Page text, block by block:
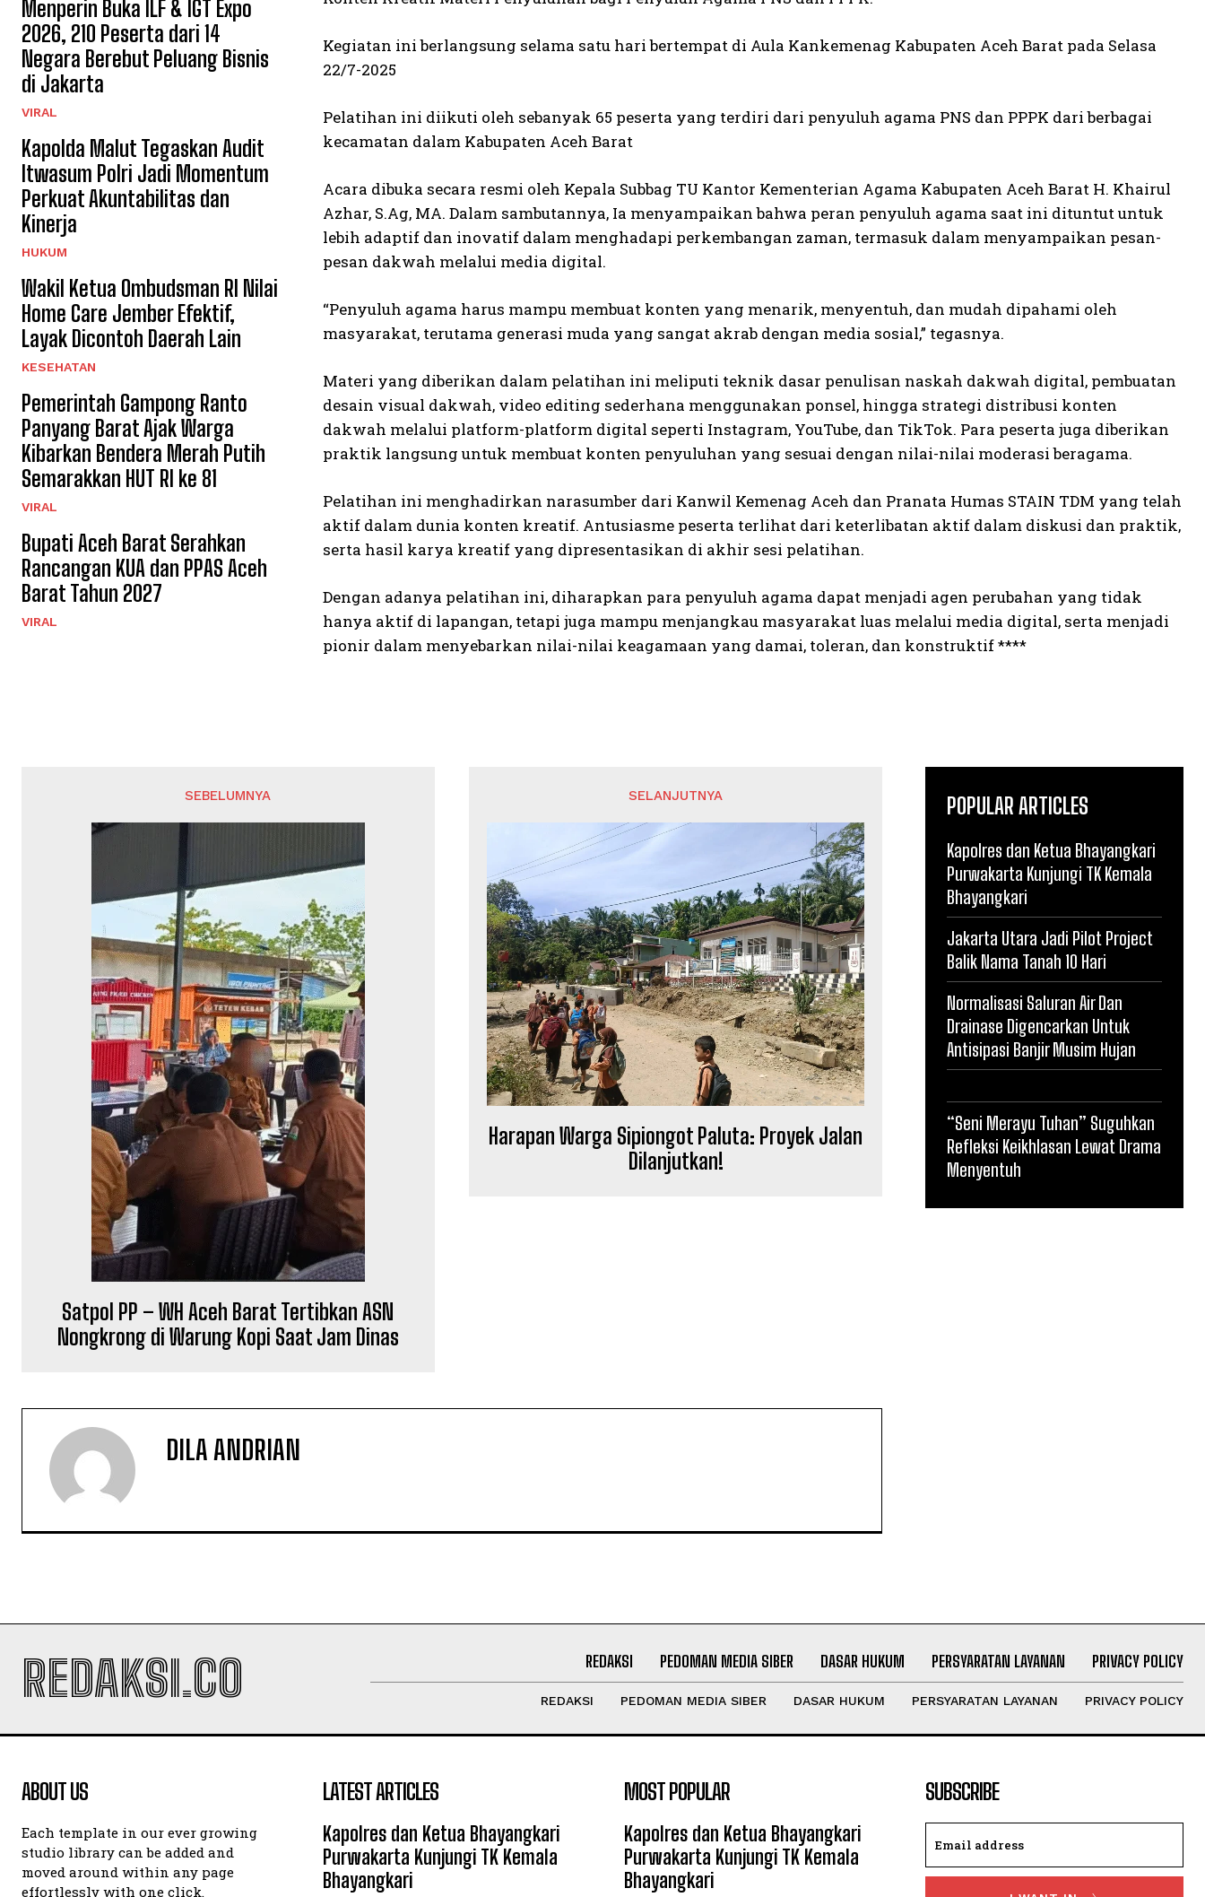
Menperin Buka ILF & IGT Expo
2026, 210 Peserta dari 14
Negara Berebut Peluang Bisnis
di Jakarta
VIRAL
Kapolda Malut Tegaskan Audit
Itwasum Polri Jadi Momentum
Perkuat Akuntabilitas dan
Kinerja
HUKUM
Wakil Ketua Ombudsman RI Nilai
Home Care Jember Efektif,
Layak Dicontoh Daerah Lain
KESEHATAN
Pemerintah Gampong Ranto
Panyang Barat Ajak Warga
Kibarkan Bendera Merah Putih
Semarakkan HUT RI ke 81
VIRAL
Bupati Aceh Barat Serahkan
Rancangan KUA dan PPAS Aceh
Barat Tahun 2027
VIRAL
Kegiatan ini berlangsung selama satu hari bertempat di Aula Kankemenag Kabupaten Aceh Barat pada Selasa
22/7-2025
Pelatihan ini diikuti oleh sebanyak 65 peserta yang terdiri dari penyuluh agama PNS dan PPPK dari berbagai
kecamatan dalam Kabupaten Aceh Barat
Acara dibuka secara resmi oleh Kepala Subbag TU Kantor Kementerian Agama Kabupaten Aceh Barat H. Khairul
Azhar, S.Ag, MA. Dalam sambutannya, Ia menyampaikan bahwa peran penyuluh agama saat ini dituntut untuk
lebih adaptif dan inovatif dalam menghadapi perkembangan zaman, termasuk dalam menyampaikan pesan-
pesan dakwah melalui media digital.
“Penyuluh agama harus mampu membuat konten yang menarik, menyentuh, dan mudah dipahami oleh
masyarakat, terutama generasi muda yang sangat akrab dengan media sosial,” tegasnya.
Materi yang diberikan dalam pelatihan ini meliputi teknik dasar penulisan naskah dakwah digital, pembuatan
desain visual dakwah, video editing sederhana menggunakan ponsel, hingga strategi distribusi konten
dakwah melalui platform-platform digital seperti Instagram, YouTube, dan TikTok. Para peserta juga diberikan
praktik langsung untuk membuat konten penyuluhan yang sesuai dengan nilai-nilai moderasi beragama.
Pelatihan ini menghadirkan narasumber dari Kanwil Kemenag Aceh dan Pranata Humas STAIN TDM yang telah
aktif dalam dunia konten kreatif. Antusiasme peserta terlihat dari keterlibatan aktif dalam diskusi dan praktik,
serta hasil karya kreatif yang dipresentasikan di akhir sesi pelatihan.
Dengan adanya pelatihan ini, diharapkan para penyuluh agama dapat menjadi agen perubahan yang tidak
hanya aktif di lapangan, tetapi juga mampu menjangkau masyarakat luas melalui media digital, serta menjadi
pionir dalam menyebarkan nilai-nilai keagamaan yang damai, toleran, dan konstruktif ****
SEBELUMNYA
Satpol PP – WH Aceh Barat Tertibkan ASN
Nongkrong di Warung Kopi Saat Jam Dinas
SELANJUTNYA
Harapan Warga Sipiongot Paluta: Proyek Jalan
Dilanjutkan!
DILA ANDRIAN
POPULAR ARTICLES
Kapolres dan Ketua Bhayangkari
Purwakarta Kunjungi TK Kemala
Bhayangkari
Jakarta Utara Jadi Pilot Project
Balik Nama Tanah 10 Hari
Normalisasi Saluran Air Dan
Drainase Digencarkan Untuk
Antisipasi Banjir Musim Hujan
“Seni Merayu Tuhan” Suguhkan
Refleksi Keikhlasan Lewat Drama
Menyentuh
REDAKSI.CO REDAKSI PEDOMAN MEDIA SIBER DASAR HUKUM PERSYARATAN LAYANAN PRIVACY POLICY
REDAKSI PEDOMAN MEDIA SIBER DASAR HUKUM PERSYARATAN LAYANAN PRIVACY POLICY
ABOUT US
Each template in our ever growing
studio library can be added and
moved around within any page
effortlessly with one click.
LATEST ARTICLES
Kapolres dan Ketua Bhayangkari
Purwakarta Kunjungi TK Kemala
Bhayangkari
MOST POPULAR
Kapolres dan Ketua Bhayangkari
Purwakarta Kunjungi TK Kemala
Bhayangkari
SUBSCRIBE